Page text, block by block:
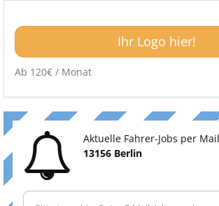
Ihr Logo hier!
Ab 120€ / Monat
Aktuelle Fahrer-Jobs per
13156 Berlin